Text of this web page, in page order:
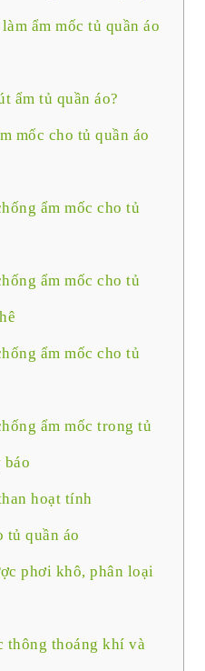
ẩm mốc tủ quần áo
ẩm tủ quần áo?
mốc cho tủ quần áo
ẩm mốc cho tủ
ẩm mốc cho tủ
ẩm mốc cho tủ
ẩm mốc trong tủ
báo
hoạt tính
tủ quần áo
phơi khô, phân loại
thông thoáng khí và